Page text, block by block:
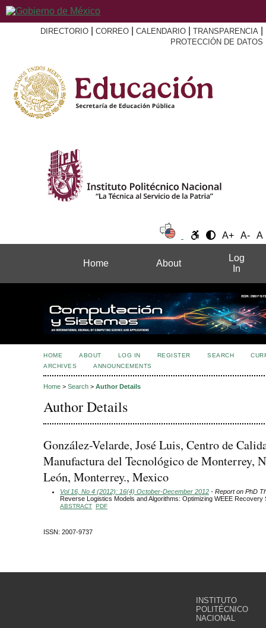
DIRECTORIO CORREO CALENDARIO TRANSPARENCIA
PROTECCIÓN DE DATOS
A+ A- A
Home About
Log
In
HOME ABOUT LOG IN REGISTER SEARCH
ARCHIVES
ANNOUNCEMENTS
Home > Search > Author Details
Author Details
González-Velarde, José Luis, Centro de
Manufactura del Tecnológico de Monterrey,
León, Monterrey., Mexico
Vol 16, No 4 (2012): 16(4) October-December 2012 - Report on PhD
Reverse Logistics Models and Algorithms: Optimizing WEEE Recovery
ABSTRACT PDF
ISSN: 2007-9737
INSTITUTO
POLITÉCNICO
NACIONAL